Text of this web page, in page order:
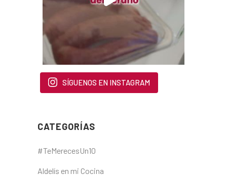
SÍGUENOS EN INSTAGRAM
CATEGORÍAS
#TeMerecesUn10
Aldelís en mi Cocina